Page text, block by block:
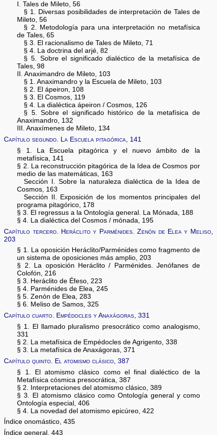
I. Tales de Mileto, 56
§ 1. Diversas posibilidades de interpretación de Tales de
Mileto, 56
§ 2. Metodología para una interpretación no metafísica
de Tales, 65
§ 3. El racionalismo de Tales de Mileto, 71
§ 4. La doctrina del arjé, 82
§ 5. Sobre el significado dialéctico de la metafísica de
Tales, 98
II. Anaximandro de Mileto, 103
§ 1. Anaximandro y la Escuela de Mileto, 103
§ 2. El ápeiron, 108
§ 3. El Cosmos, 119
§ 4. La dialéctica ápeiron / Cosmos, 126
§ 5. Sobre el significado histórico de la metafísica de
Anaximandro, 132
III. Anaxímenes de Mileto, 134
Capítulo segundo. La Escuela pitagórica, 141
§ 1. La Escuela pitagórica y el nuevo ámbito de la
metafísica, 141
§ 2. La reconstrucción pitagórica de la Idea de Cosmos por
medio de las matemáticas, 163
Sección I. Sobre la naturaleza dialéctica de la Idea de
Cosmos, 163
Sección II. Exposición de los momentos principales del
programa pitagórico, 178
§ 3. El regressus a la Ontología general. La Mónada, 188
§ 4. La dialéctica del Cosmos / mónada, 195
Capítulo tercero. Heráclito y Parménides. Zenón de Elea y Meliso,
203
§ 1. La oposición Heráclito/Parménides como fragmento de
un sistema de oposiciones más amplio, 203
§ 2. La oposición Heráclito / Parménides. Jenófanes de
Colofón, 216
§ 3. Heráclito de Éfeso, 223
§ 4. Parménides de Elea, 245
§ 5. Zenón de Elea, 283
§ 6. Meliso de Samos, 325
Capítulo cuarto. Empédocles y Anaxágoras, 331
§ 1. El llamado pluralismo presocrático como analogismo,
331
§ 2. La metafísica de Empédocles de Agrigento, 338
§ 3. La metafísica de Anaxágoras, 371
Capítulo quinto. El atomismo clásico, 387
§ 1. El atomismo clásico como el final dialéctico de la
Metafísica cósmica presocrática, 387
§ 2. Interpretaciones del atomismo clásico, 389
§ 3. El atomismo clásico como Ontología general y como
Ontología especial, 406
§ 4. La novedad del atomismo epicúreo, 422
Índice onomástico, 435
Índice general, 443